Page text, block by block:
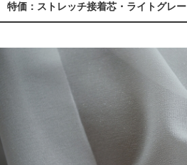
特価：ストレッチ接着芯・ライトグレー